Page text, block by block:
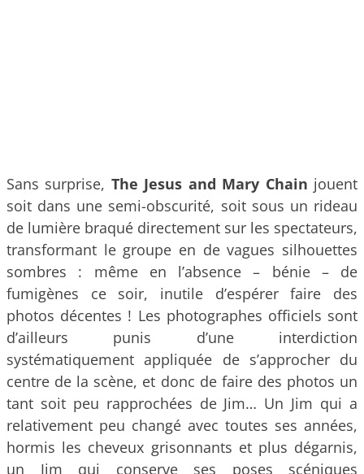
Sans surprise, The Jesus and Mary Chain jouent
soit dans une semi-obscurité, soit sous un rideau
de lumière braqué directement sur les spectateurs,
transformant le groupe en de vagues silhouettes
sombres : même en l’absence – bénie – de
fumigènes ce soir, inutile d’espérer faire des
photos décentes ! Les photographes officiels sont
d’ailleurs punis d’une interdiction
systématiquement appliquée de s’approcher du
centre de la scène, et donc de faire des photos un
tant soit peu rapprochées de Jim… Un Jim qui a
relativement peu changé avec toutes ses années,
hormis les cheveux grisonnants et plus dégarnis,
un Jim qui conserve ses poses scéniques